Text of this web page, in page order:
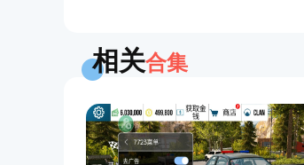
相关合集